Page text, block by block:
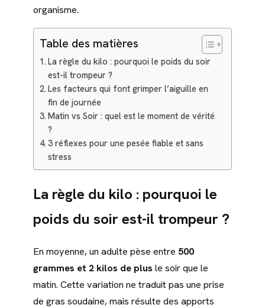
organisme.
Table des matières
La règle du kilo : pourquoi le poids du soir
est-il trompeur ?
Les facteurs qui font grimper l’aiguille en
fin de journée
Matin vs Soir : quel est le moment de vérité
?
3 réflexes pour une pesée fiable et sans
stress
La règle du kilo : pourquoi le
poids du soir est-il trompeur ?
En moyenne, un adulte pèse entre 500
grammes et 2 kilos de plus le soir que le
matin. Cette variation ne traduit pas une prise
de gras soudaine, mais résulte des apports